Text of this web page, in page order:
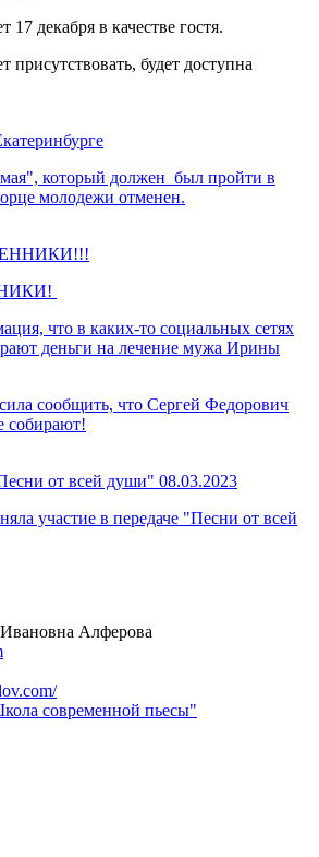
декабря в качестве гостя.
присутствовать, будет доступна
который должен был пройти в
молодежи отменен.
что в каких-то социальных сетях
деньги на лечение мужа Ирины
сообщить, что Сергей Федорович
собирают!
от всей души" 08.03.2023
участие в передаче "Песни от всей
Алферова
современной пьесы"